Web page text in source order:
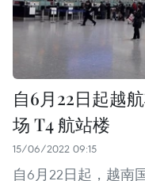
自6月22日起越
场 T4 航站楼
15/06/2022 09:15
自6月22日起，越南